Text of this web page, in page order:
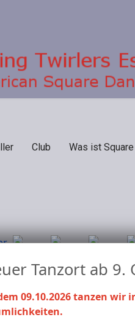
Club Was ist
Nach Jahr
Nach
Nach
Tanzort ab 9.
09.10.2026 tanzen wir